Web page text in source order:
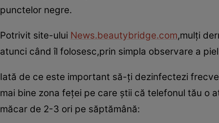
punctelor negre.
Potrivit site-ului News.beautybridge.com,mulţi
atunci când îl folosesc,prin simpla observare a
Iată de ce este important să-ţi dezinfectezi
mai bine zona feţei pe care ştii că telefonul tău o
măcar de 2-3 ori pe săptămână: